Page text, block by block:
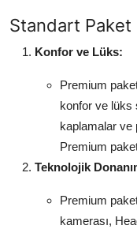
Standart Paket
Konfor ve Lüks:
Premium
konfor ve lüks
kaplamalar ve
Premium
Teknolojik
Premium
kamerası,